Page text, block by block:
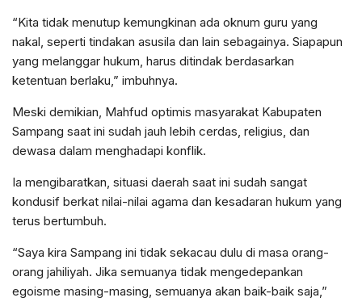
“Kita tidak menutup kemungkinan ada oknum guru yang
nakal, seperti tindakan asusila dan lain sebagainya. Siapapun
yang melanggar hukum, harus ditindak berdasarkan
ketentuan berlaku,” imbuhnya.
Meski demikian, Mahfud optimis masyarakat Kabupaten
Sampang saat ini sudah jauh lebih cerdas, religius, dan
dewasa dalam menghadapi konflik.
Ia mengibaratkan, situasi daerah saat ini sudah sangat
kondusif berkat nilai-nilai agama dan kesadaran hukum yang
terus bertumbuh.
“Saya kira Sampang ini tidak sekacau dulu di masa orang-
orang jahiliyah. Jika semuanya tidak mengedepankan
egoisme masing-masing, semuanya akan baik-baik saja,”